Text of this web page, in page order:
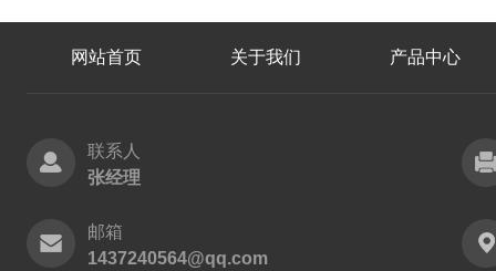
网站首页 关于我们 产品中心
联系人
张经理
邮箱
1437240564@qq.com